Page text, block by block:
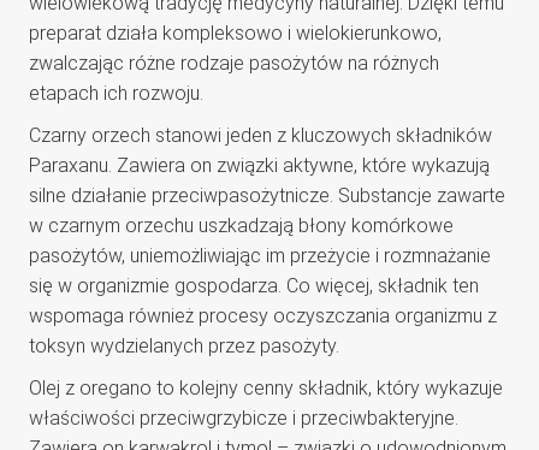
preparat działa kompleksowo i wielokierunkowo,
zwalczając różne rodzaje pasożytów na różnych
etapach ich rozwoju.
Czarny orzech stanowi jeden z kluczowych składników
Paraxanu. Zawiera on związki aktywne, które wykazują
silne działanie przeciwpasożytnicze. Substancje zawarte
w czarnym orzechu uszkadzają błony komórkowe
pasożytów, uniemożliwiając im przeżycie i rozmnażanie
się w organizmie gospodarza. Co więcej, składnik ten
wspomaga również procesy oczyszczania organizmu z
toksyn wydzielanych przez pasożyty.
Olej z oregano to kolejny cenny składnik, który wykazuje
właściwości przeciwgrzybicze i przeciwbakteryjne.